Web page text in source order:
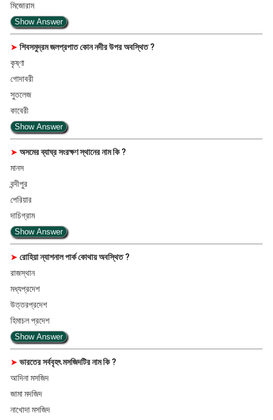
মিজোরাম
Show Answer
➤ শিবসমুদ্রম জলপ্রপাত কোন নদীর উপর অবস্থিত ?
কৃষ্ণা
গোদাবরী
সুতলেজ
কাবেরী
Show Answer
➤ অসমের ব্যাঘ্র সংরক্ষণ স্থানের নাম কি ?
মানস
বন্দীপুর
পেরিয়ার
দাচিগ্রাম
Show Answer
➤ রোহিয়া ন্যাশনাল পার্ক কোথায় অবস্থিত ?
রাজস্থান
মধ্যপ্রদেশ
উত্তরপ্রদেশ
হিমাচল প্রদেশ
Show Answer
➤ ভারতের সর্ববৃহৎ মসজিদটির নাম কি ?
আদিনা মসজিদ
জামা মদজিদ
নাখোদা মসজিদ